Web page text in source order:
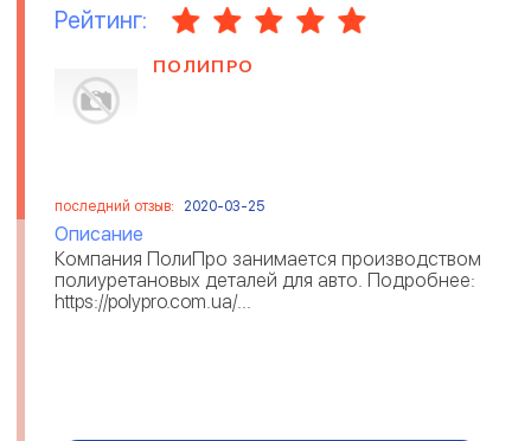
Рейтинг:
ПОЛИПРО
последний отзыв: 2020-03-25
Описание
Компания ПолиПро занимается производством
полиуретановых деталей для авто. Подробнее:
https://polypro.com.ua/...